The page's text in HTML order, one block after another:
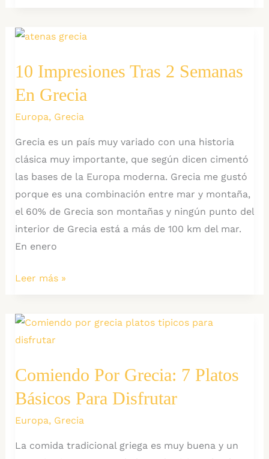
Mejores
Sitios
visitar
en
Grecia
10 Impresiones Tras 2 Semanas
En Grecia
Europa, Grecia
Grecia es un país muy variado con una historia
clásica muy importante, que según dicen cimentó
las bases de la Europa moderna. Grecia me gustó
porque es una combinación entre mar y montaña,
el 60% de Grecia son montañas y ningún punto del
interior de Grecia está a más de 100 km del mar.
En enero
10
tras
Semanas
Grecia
Leer más »
Comiendo Por Grecia: 7 Platos
Básicos Para Disfrutar
Europa, Grecia
La comida tradicional griega es muy buena y un